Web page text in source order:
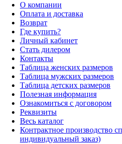
О компании
Оплата и доставка
Возврат
Где купить?
Личный кабинет
Стать дилером
Контакты
Таблица женских размеров
Таблица мужских размеров
Таблица детских размеров
Полезная информация
Ознакомиться с договором
Реквизиты
Весь каталог
Контрактное производство
индивидуальный заказ)